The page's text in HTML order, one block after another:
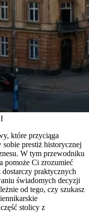
które przyciąga
sobie prestiż historycznej
W tym przewodniku
pomoże Ci zrozumieć
praktycznych
świadomych decyzji
od tego, czy szukasz
stolicy z